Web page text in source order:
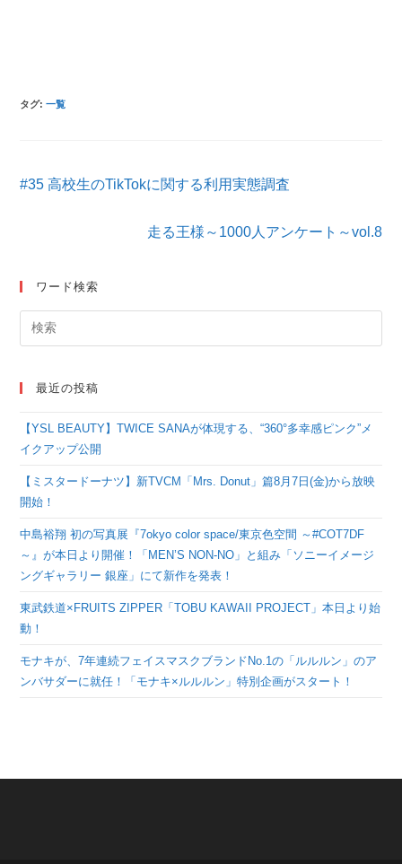
タグ:一覧
の
読
む
#35 高校生のTikTokに関する利用実態調査
走る王様～1000人アンケート～vol.8
ワード検索
最近の投稿
【YSL BEAUTY】TWICE SANAが体現する、“360°多幸感ピンク”メ
イクアップ公開
【ミスタードーナツ】新TVCM「Mrs. Donut」篇8月7日(金)から放映
開始！
中島裕翔 初の写真展『7okyo color space/東京色空間 ～#COT7DF
～』が本日より開催！「MEN’S NON-NO」と組み「ソニーイメージ
ングギャラリー 銀座」にて新作を発表！
東武鉄道×FRUITS ZIPPER「TOBU KAWAII PROJECT」本日より始
動！
モナキが、7年連続フェイスマスクブランドNo.1の「ルルルン」のア
ンバサダーに就任！「モナキ×ルルルン」特別企画がスタート！